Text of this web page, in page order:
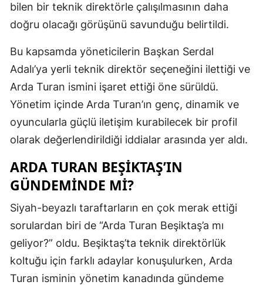
bilen bir teknik direktörle çalışılmasının daha
doğru olacağı görüşünü savunduğu belirtildi.
Bu kapsamda yöneticilerin Başkan Serdal
Adalı’ya yerli teknik direktör seçeneğini ilettiği ve
Arda Turan ismini işaret ettiği öne sürüldü.
Yönetim içinde Arda Turan’ın genç, dinamik ve
oyuncularla güçlü iletişim kurabilecek bir profil
olarak değerlendirildiği iddialar arasında yer aldı.
ARDA TURAN BEŞIKTAŞ’IN
GÜNDEMINDE MI?
Siyah-beyazlı taraftarların en çok merak ettiği
sorulardan biri de “Arda Turan Beşiktaş’a mı
geliyor?” oldu. Beşiktaş’ta teknik direktörlük
koltuğu için farklı adaylar konuşulurken, Arda
Turan isminin yönetim kanadında gündeme